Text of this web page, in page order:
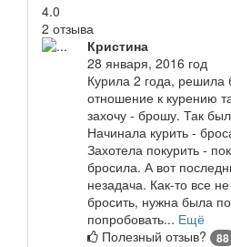
4.0
2 отзыва
Кристина
28 января, 2016 год
Курила 2 года, решила
отношение к курению
захочу - брошу. Так
Начинала курить -
Захотела покурить -
бросила. А вот
незадача. Как-то все
бросить, нужна была
попробовать... Ещё
Полезный отзыв?
88